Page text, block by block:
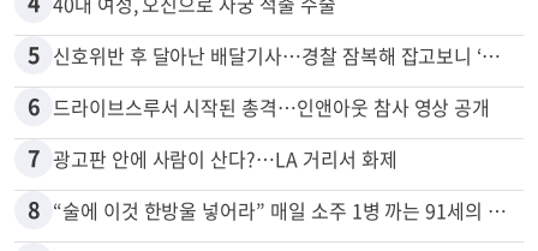
3
4 40대 여성, 오진으로 자궁 적출 수술
5 신호위반 후 달아난 배달기사…경찰 잠복해 잡고보니 ‘반전’
6 드라이브스루서 시작된 총격…인앤아웃 참사 영상 공개
7 광고판 안에 사람이 산다?…LA 거리서 화제